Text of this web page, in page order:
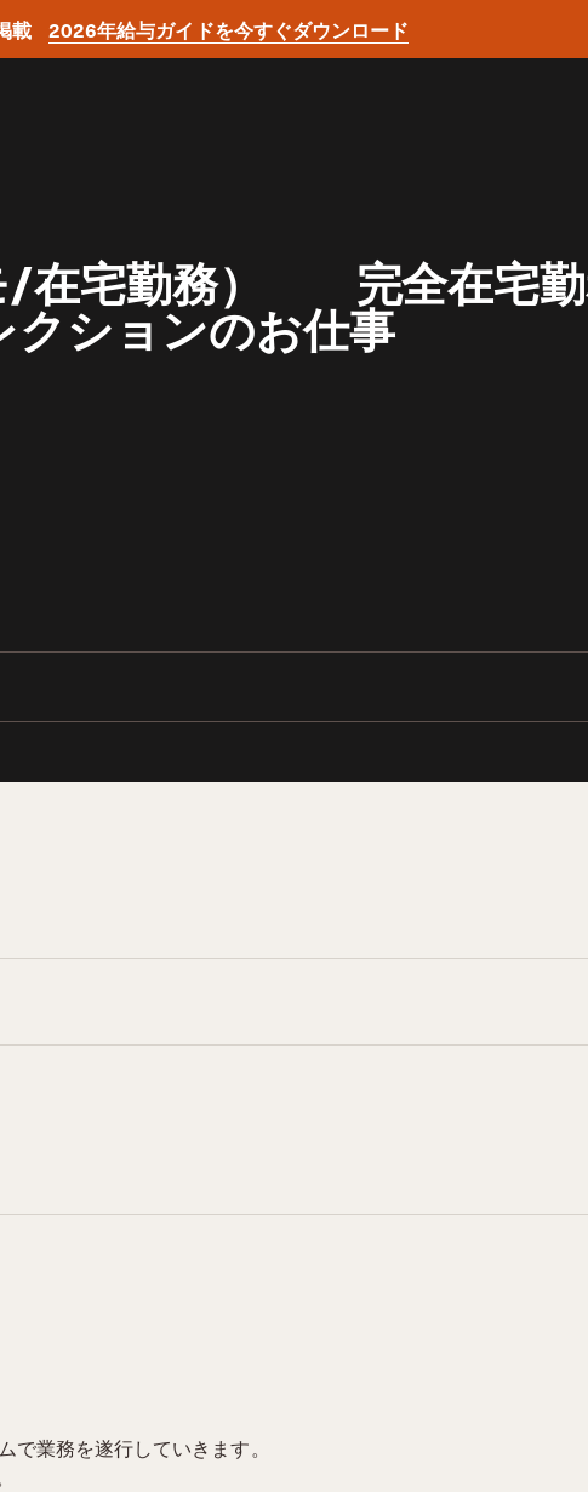
載
2026年給与ガイドを今すぐダウンロード
/在宅勤務） 完全在宅勤
ションのお仕事
業務を遂行していきます。